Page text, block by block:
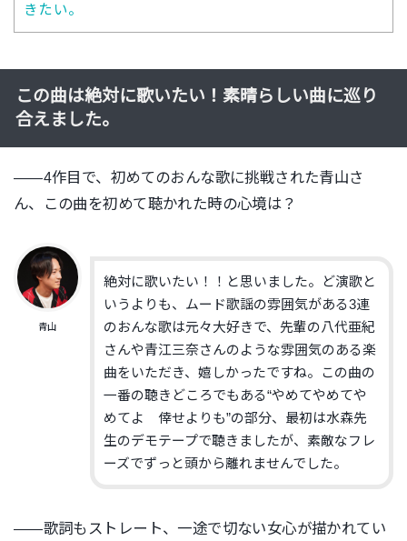
きたい。
この曲は絶対に歌いたい！素晴らしい曲に巡り
合えました。
——4作目で、初めてのおんな歌に挑戦された青山さ
ん、この曲を初めて聴かれた時の心境は？
青山
絶対に歌いたい！！と思いました。ど演歌と
いうよりも、ムード歌謡の雰囲気がある3連
のおんな歌は元々大好きで、先輩の八代亜紀
さんや青江三奈さんのような雰囲気のある楽
曲をいただき、嬉しかったですね。この曲の
一番の聴きどころでもある“やめてやめてや
めてよ 倖せよりも”の部分、最初は水森先
生のデモテープで聴きましたが、素敵なフレ
ーズでずっと頭から離れませんでした。
——歌詞もストレート、一途で切ない女心が描かれてい